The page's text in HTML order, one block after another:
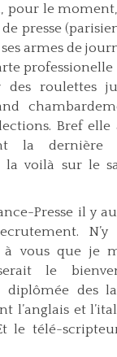
pour le
presse
armes de
roulettes
Bref
la dernière
la voilà sur le
Presse il y
N’y
à vous que je
le
des
l’anglais et
le télé-